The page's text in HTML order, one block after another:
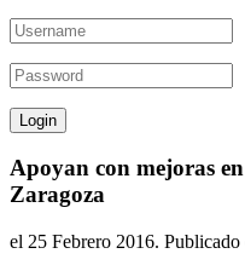
Apoyan con mejoras
Zaragoza
el 25 Febrero 2016. Publicado